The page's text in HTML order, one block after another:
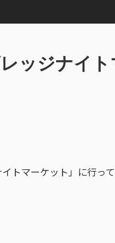
ッジナイト
トマーケット」に行って